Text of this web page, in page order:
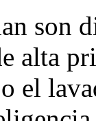
son
alta
el